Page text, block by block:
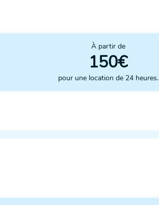
À partir de
150€
pour une location de 24 heures.